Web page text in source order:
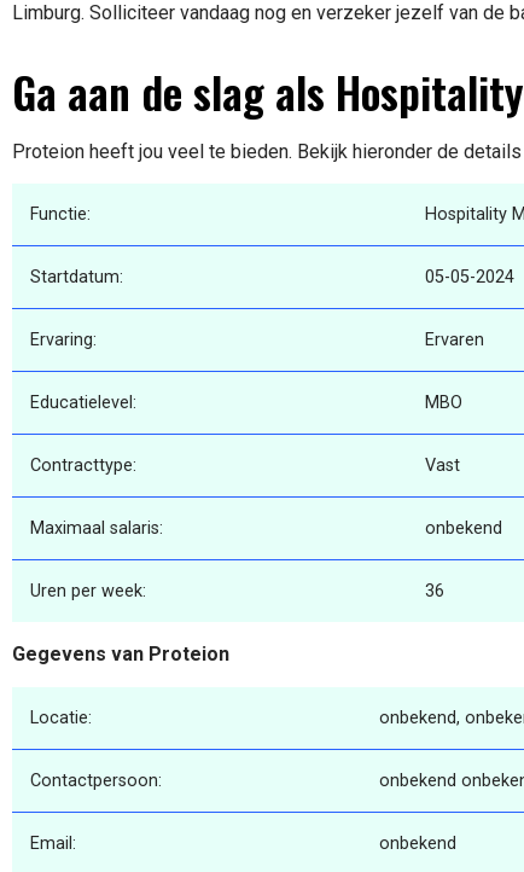
Limburg. Solliciteer vandaag nog en verzeker jezelf van de
Ga aan de slag als
Proteion heeft jou veel te bieden. Bekijk hieronder de details
Functie: Hospitality
Startdatum: 05-05-2024
Ervaring: Ervaren
Educatielevel: MBO
Contracttype: Vast
Maximaal salaris: onbekend
Uren per week: 36
Gegevens van Proteion
Locatie: onbekend,
Contactpersoon: onbekend
Email: onbekend